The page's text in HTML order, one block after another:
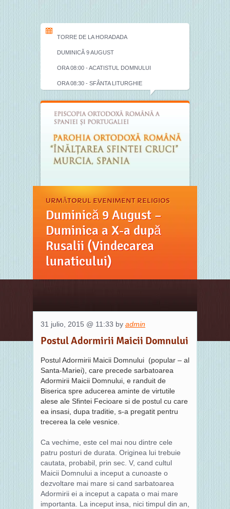
TORRE DE LA HORADADA
DUMINICĂ 9 AUGUST
ORA 08:00 - ACATISTUL DOMNULUI
ORA 08:30 - SFÂNTA LITURGHIE
URMĂTORUL EVENIMENT RELIGIOS
Duminică 9 August –
Duminica a X-a după
Rusalii (Vindecarea
lunaticului)
31 julio, 2015 @ 11:33 by admin
Postul Adormirii Maicii Domnului
Postul Adormirii Maicii Domnului (popular – al
Santa-Mariei), care precede sarbatoarea
Adormirii Maicii Domnului, e randuit de
Biserica spre aducerea aminte de virtutile
alese ale Sfintei Fecioare si de postul cu care
ea insasi, dupa traditie, s-a pregatit pentru
trecerea la cele vesnice.
Ca vechime, este cel mai nou dintre cele
patru posturi de durata. Originea lui trebuie
cautata, probabil, prin sec. V, cand cultul
Maicii Domnului a inceput a cunoaste o
dezvoltare mai mare si cand sarbatoarea
Adormirii ei a inceput a capata o mai mare
importanta. La inceput insa, nici timpul din an,